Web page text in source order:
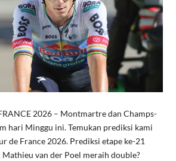
2026 – Montmartre dan Champs-
hari Minggu ini. Temukan prediksi kami
de France 2026. Prediksi etape ke-21
van der Poel meraih double?